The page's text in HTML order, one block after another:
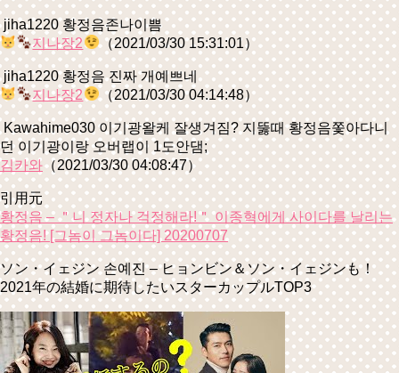
jiha1220 황정음존나이쁨
지나장2
（2021/03/30 15:31:01）
jiha1220 황정음 진짜 개예쁘네
지나장2
（2021/03/30 04:14:48）
Kawahime030 이기광왈케 잘생겨짐? 지뚫때 황정음쫓아다니
던 이기광이랑 오버랩이 1도안댐;
김카와（2021/03/30 04:08:47）
引用元
황정음 – ＂니 정자나 걱정해라!＂ 이종혁에게 사이다를 날리는
황정음! [그놈이 그놈이다] 20200707
ソン・イェジン 손예진 – ヒョンビン＆ソン・イェジンも！
2021年の結婚に期待したいスターカップルTOP3